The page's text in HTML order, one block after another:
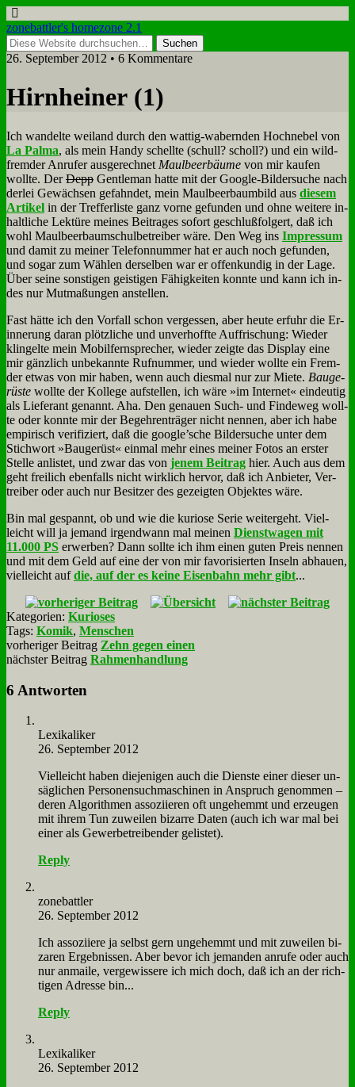
zonebattler's homezone 2.1
26. September 2012 • 6 Kommentare
Hirn­hei­ner (1)
Ich wan­del­te wei­land durch den wat­tig-wa­bern­den Hoch­ne­bel von
La Pal­ma, als mein Han­dy schell­te (schull? scholl?) und ein wild­
frem­der An­ru­fer aus­ge­rech­net Maul­beer­bäu­me von mir kau­fen
woll­te. DerDepp Gen­tle­man hat­te mit der Goog­le-Bil­der­su­che nach
der­lei Ge­wäch­sen ge­fahn­det, mein Maul­beer­baum­bild aus die­sem
Ar­ti­kel in der Tref­fer­li­ste ganz vor­ne ge­fun­den und oh­ne wei­te­re in­
halt­li­che Lek­tü­re mei­nes Bei­tra­ges so­fort ge­schluß­fol­gert, daß ich
wohl Maul­beer­baum­schul­be­trei­ber wä­re. Den Weg ins Im­pres­sum
und da­mit zu mei­ner Te­le­fon­num­mer hat er auch noch ge­fun­den,
und so­gar zum Wäh­len der­sel­ben war er of­fen­kun­dig in der La­ge.
Über sei­ne son­sti­gen gei­sti­gen Fä­hig­kei­ten konn­te und kann ich in­
des nur Mut­ma­ßun­gen an­stel­len.
Fast hät­te ich den Vor­fall schon ver­ges­sen, aber heu­te er­fuhr die Er­
in­ne­rung dar­an plötz­li­che und un­ver­hoff­te Auf­fri­schung: Wie­der
klin­gel­te mein Mo­bil­fern­spre­cher, wie­der zeig­te das Dis­play ei­ne
mir gänz­lich un­be­kann­te Ruf­num­mer, und wie­der woll­te ein Frem­
der et­was von mir ha­ben, wenn auch dies­mal nur zur Mie­te. Bau­ge­
rü­ste woll­te der Kol­le­ge auf­stel­len, ich wä­re »im In­ter­net« ein­deu­tig
als Lie­fe­rant ge­nannt. Aha. Den ge­nau­en Such- und Fin­de­weg woll­
te oder konn­te mir der Be­geh­ren­trä­ger nicht nen­nen, aber ich ha­be
em­pi­risch ve­ri­fi­ziert, daß die google’sche Bil­der­su­che un­ter dem
Stich­wort »Bau­ge­rüst« ein­mal mehr ei­nes mei­ner Fo­tos an er­ster
Stel­le an­li­stet, und zwar das von je­nem Bei­trag hier. Auch aus dem
geht frei­lich eben­falls nicht wirk­lich her­vor, daß ich An­bie­ter, Ver­
trei­ber oder auch nur Be­sit­zer des ge­zeig­ten Ob­jek­tes wä­re.
Bin mal ge­spannt, ob und wie die ku­rio­se Se­rie wei­ter­geht. Viel­
leicht will ja je­mand ir­gend­wann mal mei­nen Dienst­wa­gen mit
11.000 PS er­wer­ben? Dann soll­te ich ihm ei­nen gu­ten Preis nen­nen
und mit dem Geld auf ei­ne der von mir fa­vo­ri­sier­ten In­seln ab­hau­en,
viel­leicht aufdie, auf der es kei­ne Ei­sen­bahn mehr gibt...
Kategorien: Kurioses
Tags: Komik, Menschen
vorheriger Beitrag Zehn gegen einen
nächster Beitrag Rahmenhandlung
6 Antworten
Le­xi­ka­li­ker
26. September 2012
Viel­leicht ha­ben die­je­ni­gen auch die Dien­ste ei­ner die­ser un­
säg­li­chen Per­so­nen­such­ma­schi­nen in An­spruch ge­nom­men –
de­ren Al­go­rith­men as­so­zi­ie­ren oft un­ge­hemmt und er­zeu­gen
mit ih­rem Tun zu­wei­len bi­zar­re Da­ten (auch ich war mal bei
ei­ner als Ge­wer­be­trei­ben­der ge­li­stet).
Reply
zone­batt­ler
26. September 2012
Ich as­so­zi­ie­re ja selbst gern un­ge­hemmt und mit zu­wei­len bi­
za­ren Er­geb­nis­sen. Aber be­vor ich je­man­den an­ru­fe oder auch
nur an­mai­le, ver­ge­wis­se­re ich mich doch, daß ich an der rich­
ti­gen Adres­se bin...
Reply
Le­xi­ka­li­ker
26. September 2012